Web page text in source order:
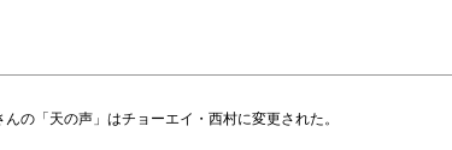
の「天の声」はチョーエイ・西村に変更された。